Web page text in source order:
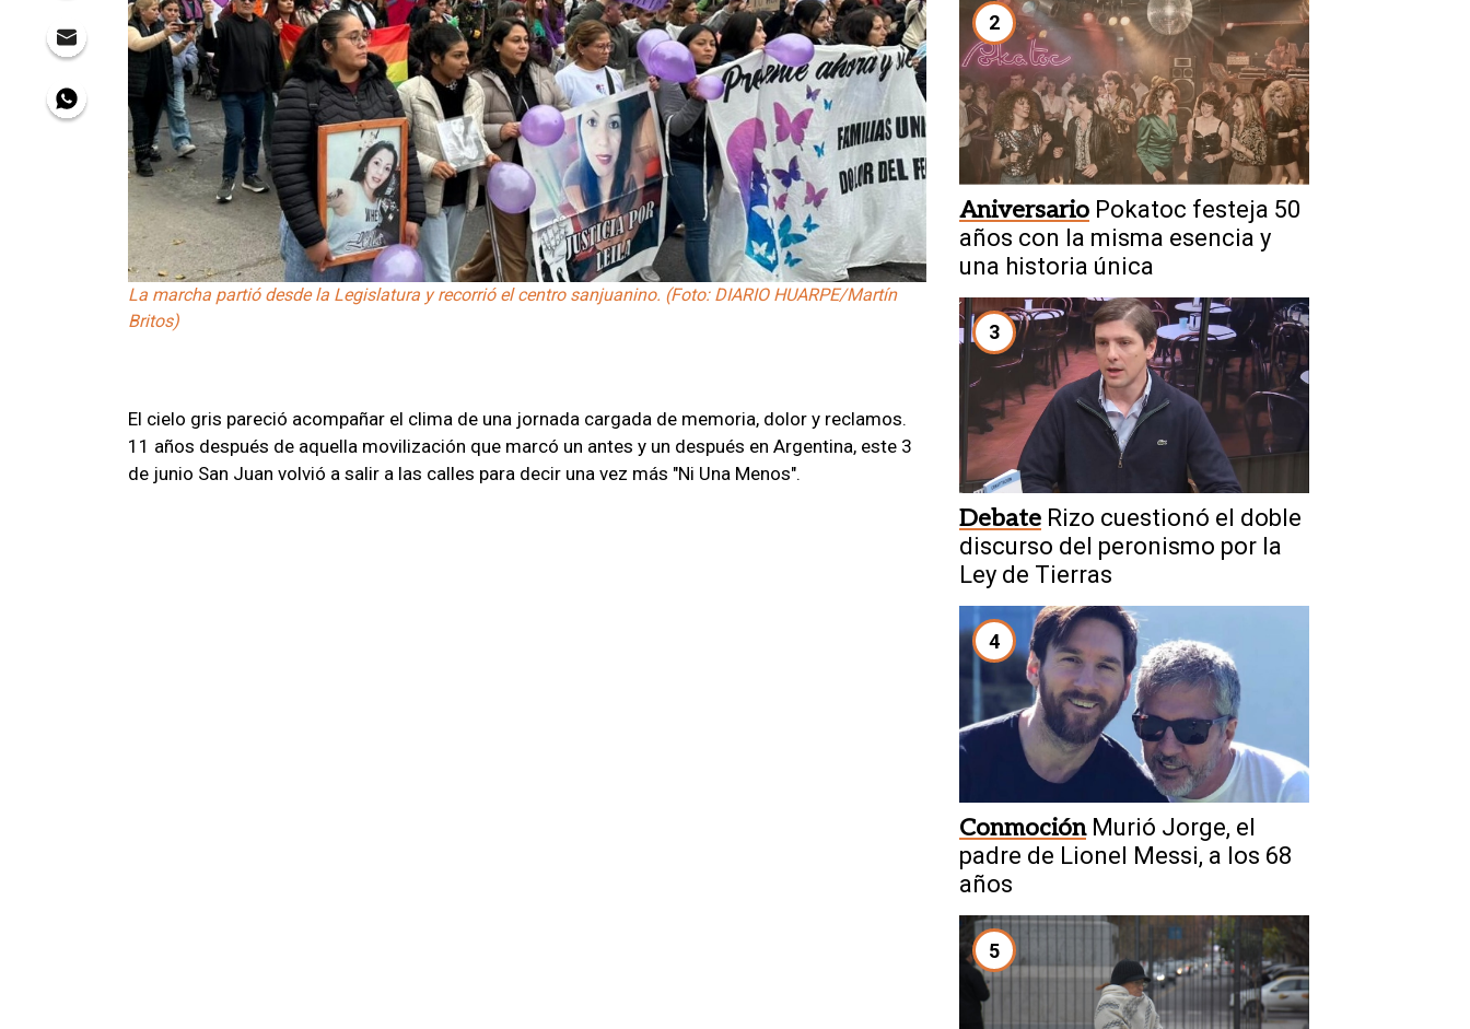
La marcha partió desde la Legislatura y recorrió el centro sanjuanino. (Foto: DIARIO HUARPE/Martín
Britos)
El cielo gris pareció acompañar el clima de una jornada cargada de memoria, dolor y reclamos.
11 años después de aquella movilización que marcó un antes y un después en Argentina, este 3
de junio San Juan volvió a salir a las calles para decir una vez más "Ni Una Menos".
2
Aniversario Pokatoc festeja 50
años con la misma esencia y
una historia única
3
Debate Rizo cuestionó el doble
discurso del peronismo por la
Ley de Tierras
4
Conmoción Murió Jorge, el
padre de Lionel Messi, a los 68
años
5